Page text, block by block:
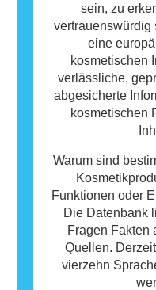
sein, zu
vertrauenswürdig
eine
kosmetischen
verlässliche,
abgesicherte
kosmetischen
Warum sind
Funktionen oder
Die Datenbank
Fragen Fakten
Quellen.
vierzehn